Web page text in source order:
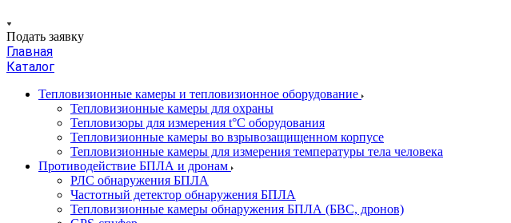
Подать заявку
Главная
Каталог
Тепловизионные камеры и тепловизионное оборудование
Тепловизионные камеры для охраны
Тепловизоры для измерения t°С оборудования
Тепловизионные камеры во взрывозащищенном корпусе
Тепловизионные камеры для измерения температуры тела человека
Противодействие БПЛА и дронам
РЛС обнаружения БПЛА
Частотный детектор обнаружения БПЛА
Тепловизионные камеры обнаружения БПЛА (БВС, дронов)